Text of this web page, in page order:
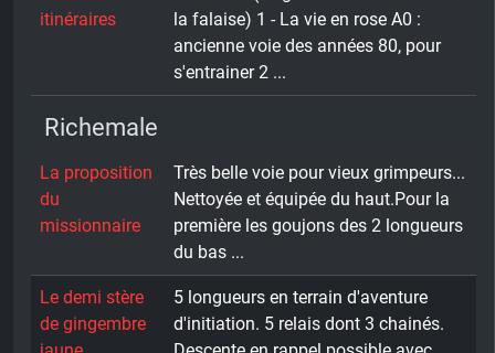
itinéraires
la falaise) 1 - La vie en rose A0 :
ancienne voie des années 80, pour
s'entrainer 2 ...
Richemale
La proposition
du
missionnaire
Très belle voie pour vieux grimpeurs...
Nettoyée et équipée du haut.Pour la
première les goujons des 2 longueurs
du bas ...
Le demi stère
de gingembre
5 longueurs en terrain d'aventure
d'initiation. 5 relais dont 3 chainés.